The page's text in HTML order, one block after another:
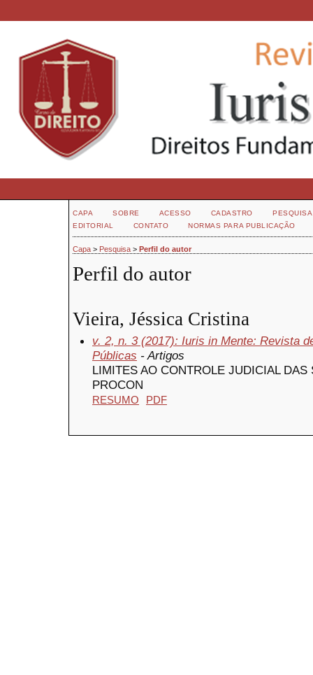
CAPA SOBRE ACESSO CADASTRO
PESQUISA
EDITORIAL
CONTATO NORMAS PARA PUBLICAÇÃO
Capa > Pesquisa > Perfil do autor
Perfil do autor
Vieira, Jéssica Cristina
v. 2, n. 3 (2017): Iuris in Mente: Revista
Públicas - Artigos
LIMITES AO CONTROLE JUDICIAL
PROCON
RESUMO PDF